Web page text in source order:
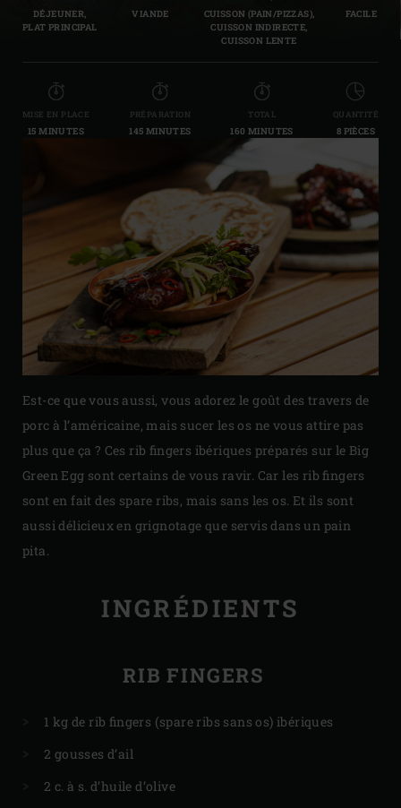
DÉJEUNER,
PLAT PRINCIPAL
VIANDE
CUISSON (PAIN/PIZZAS),
CUISSON INDIRECTE,
CUISSON LENTE
FACILE
MISE EN PLACE
15 MINUTES
PRÉPARATION
145 MINUTES
TOTAL
160 MINUTES
QUANTITÉ
8 PIÈCES
Est-ce que vous aussi, vous adorez le goût des travers de
porc à l’américaine, mais sucer les os ne vous attire pas
plus que ça ? Ces rib fingers ibériques préparés sur le Big
Green Egg sont certains de vous ravir. Car les rib fingers
sont en fait des spare ribs, mais sans les os. Et ils sont
aussi délicieux en grignotage que servis dans un pain
pita.
INGRÉDIENTS
RIB FINGERS
1 kg de rib fingers (spare ribs sans os) ibériques
2 gousses d’ail
2 c. à s. d’huile d’olive